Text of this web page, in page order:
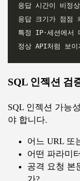
SQL 인젝션 검
SQL 인젝션 가능
야 합니다.
어느 URL 또
어떤 파라미
공격 요청 본
가?